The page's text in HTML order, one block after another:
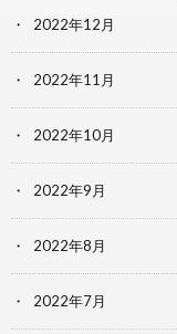
2022年12月
2022年11月
2022年10月
2022年9月
2022年8月
2022年7月